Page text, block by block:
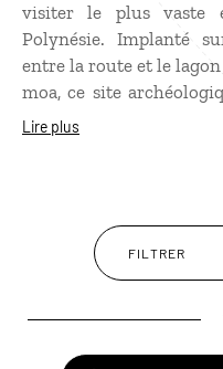
visiter le plus vaste
Polynésie. Implanté
entre la route et le lagon
moa, ce site
dégage une
cérémonies
représentant des rois
d'autels consacrés aux
Lire plus
FILTRER